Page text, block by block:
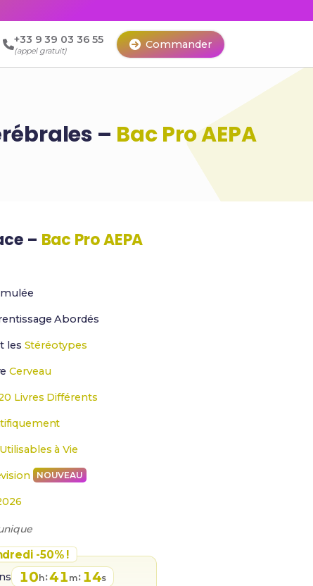
+33 9 39 03 36 55
(appel gratuit)
Commander
– Bac Pro AEPA
– Bac Pro AEPA
Abordés
les Stéréotypes
Cerveau
Livres Différents
Utilisables à Vie
NOUVEAU
-50% !
10h:41 m: 13s